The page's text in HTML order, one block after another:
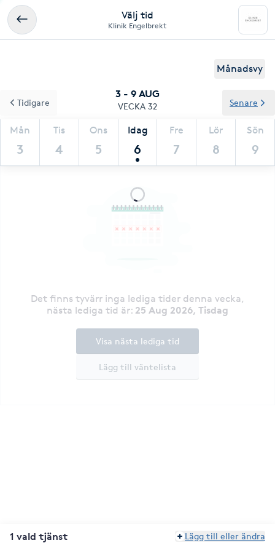
Välj tid
Klinik Engelbrekt
Månadsvy
3 - 9 AUG
VECKA 32
Mån
3
Tis
4
Ons
5
Idag
6
Fre
7
Lör
8
Sön
9
Tidigare Senare
Det finns tyvärr inga lediga tider denna vecka,
nästa lediga tid är: 25 Aug 2026, Tisdag
Lägg till väntelista
Visa nästa lediga tid
1 vald tjänst Lägg till eller ändra